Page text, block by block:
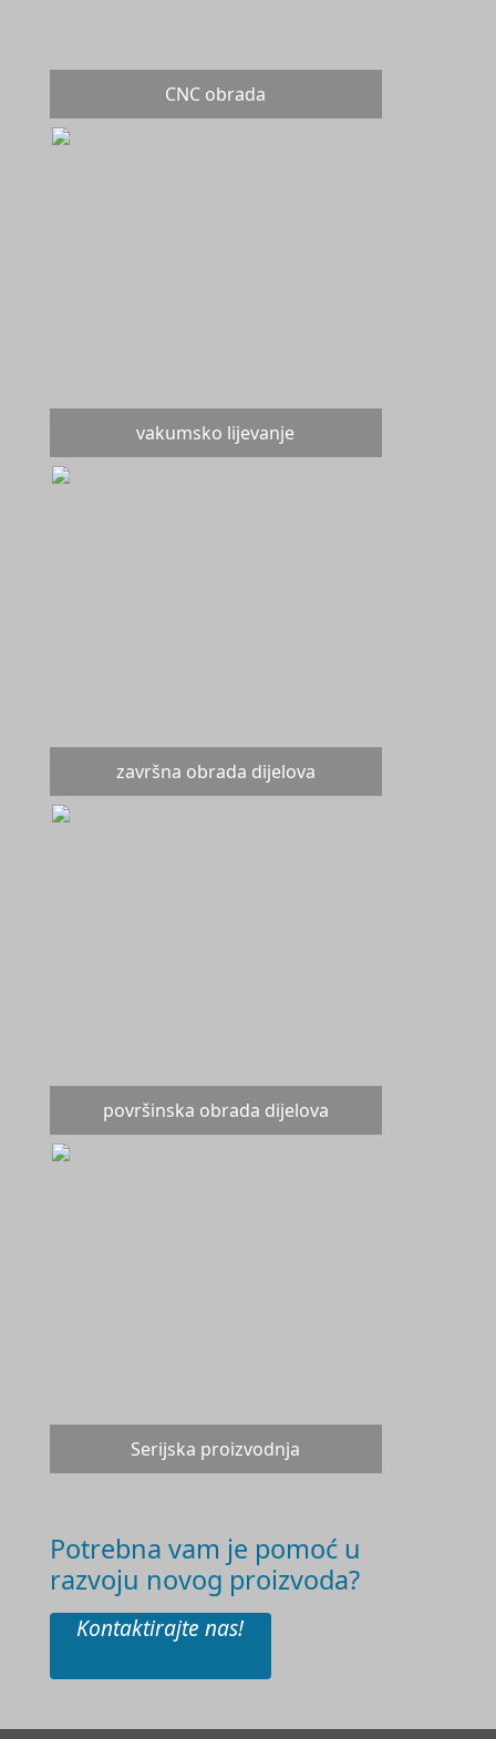
CNC obrada
vakumsko lijevanje
završna obrada dijelova
površinska obrada dijelova
Serijska proizvodnja
Potrebna vam je pomoć u
razvoju novog proizvoda?
Kontaktirajte nas!